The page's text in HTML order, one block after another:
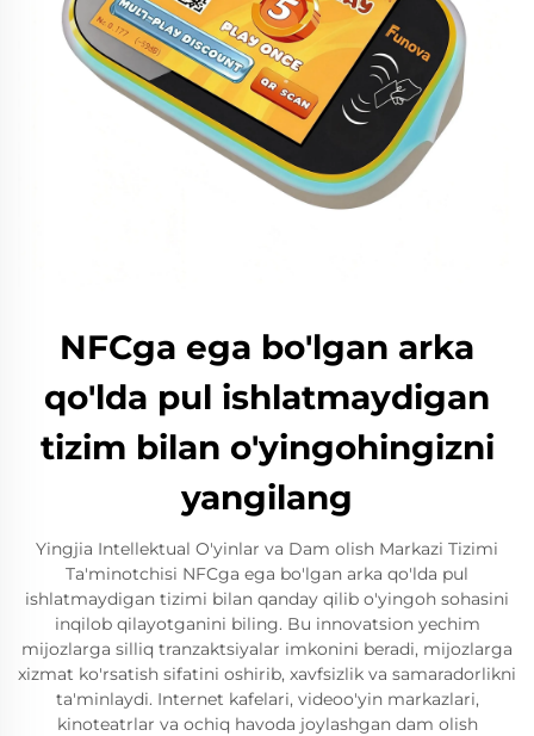
NFCga ega bo'lgan arka
qo'lda pul ishlatmaydigan
tizim bilan o'yingohingizni
yangilang
Yingjia Intellektual O'yinlar va Dam olish Markazi Tizimi
Ta'minotchisi NFCga ega bo'lgan arka qo'lda pul
ishlatmaydigan tizimi bilan qanday qilib o'yingoh sohasini
inqilob qilayotganini biling. Bu innovatsion yechim
mijozlarga silliq tranzaktsiyalar imkonini beradi, mijozlarga
xizmat ko'rsatish sifatini oshirib, xavfsizlik va samaradorlikni
ta'minlaydi. Internet kafelari, videoo'yin markazlari,
kinoteatrlar va ochiq havoda joylashgan dam olish